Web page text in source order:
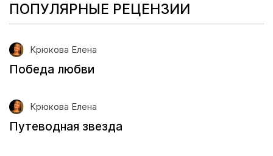
ПОПУЛЯРНЫЕ РЕЦЕНЗИИ
Крюкова Елена
Победа любви
Крюкова Елена
Путеводная звезда